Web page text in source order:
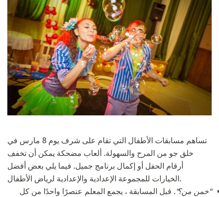
تساهم مسابقات الأطفال التي تقام على شرف يوم 8 مارس في
خلق جو من المرح والسهولة. ألعاب مضحكة يمكن أن تخفف
أرقام الحفل أو إكمال برنامج جميل. فيما يلي بعض أفضل
الخيارات للمجموعة الإعدادية والإعدادية لرياض الأطفال.
"خمن من؟". قبل المسابقة ، يجمع المعلم عنصرًا واحدًا من كل